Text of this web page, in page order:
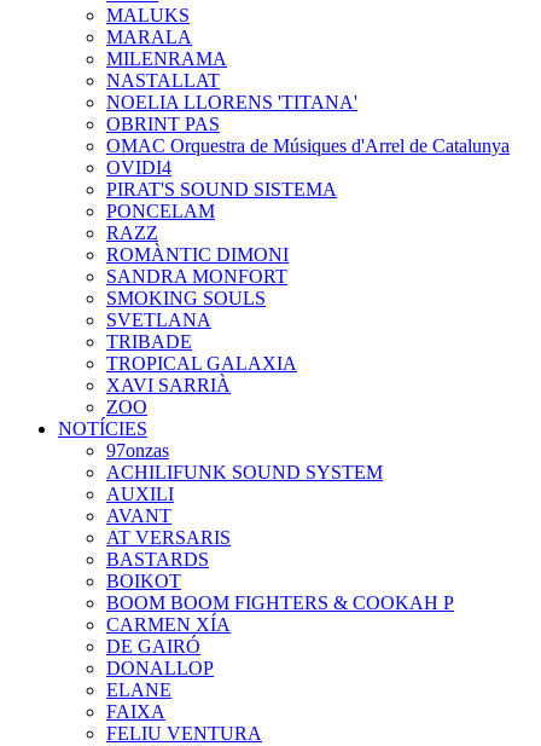
MALUKS
MARALA
MILENRAMA
NASTALLAT
NOELIA LLORENS 'TITANA'
OBRINT PAS
OMAC Orquestra de Músiques d'Arrel de Catalunya
OVIDI4
PIRAT'S SOUND SISTEMA
PONCELAM
RAZZ
ROMÀNTIC DIMONI
SANDRA MONFORT
SMOKING SOULS
SVETLANA
TRIBADE
TROPICAL GALAXIA
XAVI SARRIÀ
ZOO
NOTÍCIES
97onzas
ACHILIFUNK SOUND SYSTEM
AUXILI
AVANT
AT VERSARIS
BASTARDS
BOIKOT
BOOM BOOM FIGHTERS & COOKAH P
CARMEN XÍA
DE GAIRÓ
DONALLOP
ELANE
FAIXA
FELIU VENTURA